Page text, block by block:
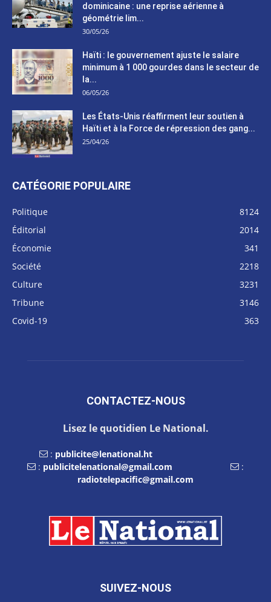
dominicaine : une reprise aérienne à
géométrie lim...
30/05/26
Haïti : le gouvernement ajuste le salaire
minimum à 1 000 gourdes dans le secteur de
la...
06/05/26
Les États-Unis réaffirment leur soutien à
Haïti et à la Force de répression des gang...
25/04/26
CATÉGORIE POPULAIRE
Politique
8124
Éditorial
2014
Économie
341
Société
2218
Culture
3231
Tribune
3146
Covid-19
363
CONTACTEZ-NOUS
Lisez le quotidien Le National.
: publicite@lenational.ht
: publicitelenational@gmail.com
:
radiotelepacific@gmail.com
SUIVEZ-NOUS